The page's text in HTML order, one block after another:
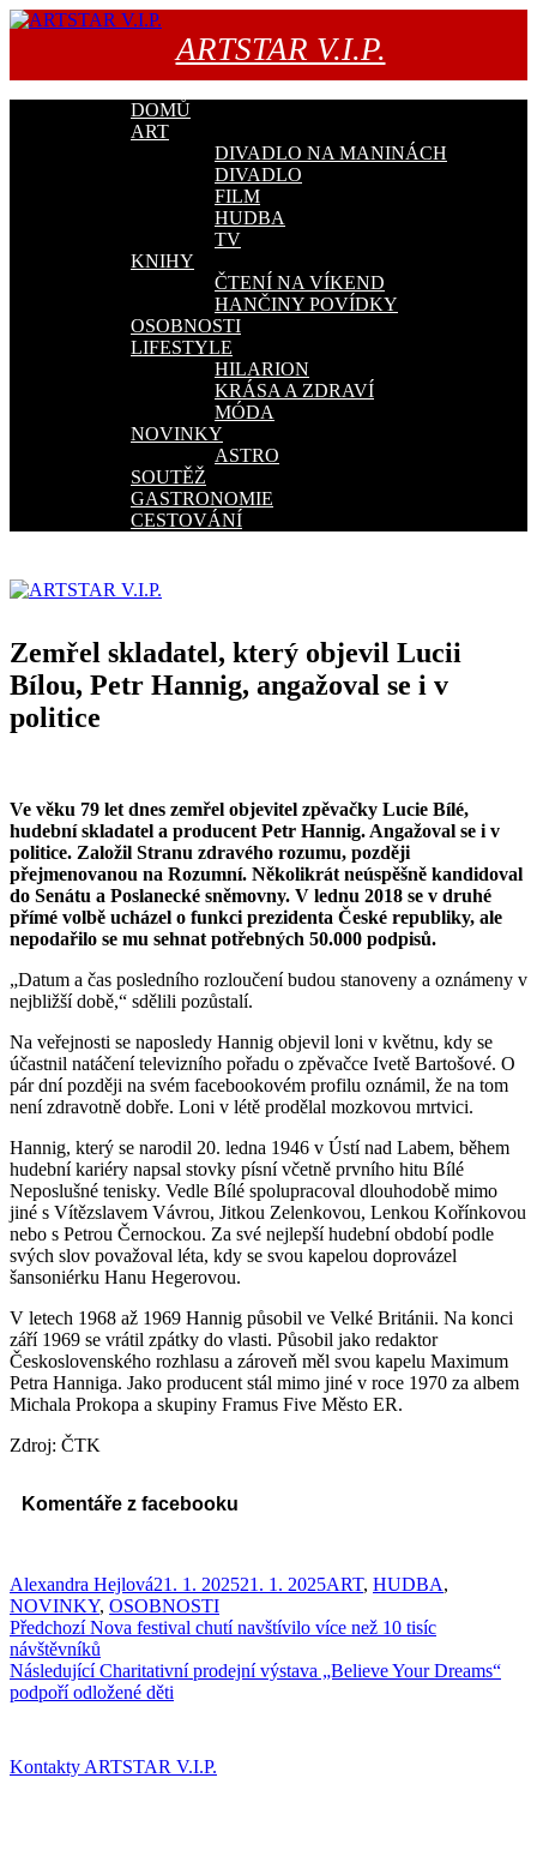
Přejít
webu
ARTSTAR V.I.P.
DOMŮ
ART
DIVADLO NA MANINÁCH
DIVADLO
FILM
HUDBA
TV
KNIHY
ČTENÍ NA VÍKEND
HANČINY POVÍDKY
OSOBNOSTI
LIFESTYLE
HILARION
KRÁSA A ZDRAVÍ
MÓDA
NOVINKY
ASTRO
SOUTĚŽ
GASTRONOMIE
CESTOVÁNÍ
Zemřel skladatel, který objevil Lucii
Bílou, Petr Hannig, angažoval se i v
politice
Ve věku 79 let dnes zemřel objevitel zpěvačky Lucie Bílé,
hudební skladatel a producent Petr Hannig. Angažoval se i v
politice. Založil Stranu zdravého rozumu, později
přejmenovanou na Rozumní. Několikrát neúspěšně kandidoval
do Senátu a Poslanecké sněmovny. V lednu 2018 se v druhé
přímé volbě ucházel o funkci prezidenta České republiky, ale
nepodařilo se mu sehnat potřebných 50.000 podpisů.
„Datum a čas posledního rozloučení budou stanoveny a oznámeny v
nejbližší době,“ sdělili pozůstalí.
Na veřejnosti se naposledy Hannig objevil loni v květnu, kdy se
účastnil natáčení televizního pořadu o zpěvačce Ivetě Bartošové. O
pár dní později na svém facebookovém profilu oznámil, že na tom
není zdravotně dobře. Loni v létě prodělal mozkovou mrtvici.
Hannig, který se narodil 20. ledna 1946 v Ústí nad Labem, během
hudební kariéry napsal stovky písní včetně prvního hitu Bílé
Neposlušné tenisky. Vedle Bílé spolupracoval dlouhodobě mimo
jiné s Vítězslavem Vávrou, Jitkou Zelenkovou, Lenkou Kořínkovou
nebo s Petrou Černockou. Za své nejlepší hudební období podle
svých slov považoval léta, kdy se svou kapelou doprovázel
šansoniérku Hanu Hegerovou.
V letech 1968 až 1969 Hannig působil ve Velké Británii. Na konci
září 1969 se vrátil zpátky do vlasti. Působil jako redaktor
Československého rozhlasu a zároveň měl svou kapelu Maximum
Petra Hanniga. Jako producent stál mimo jiné v roce 1970 za albem
Michala Prokopa a skupiny Framus Five Město ER.
Zdroj: ČTK
Komentáře z facebooku
Autor:
Alexandra HejlováPublikováno:
21. 1. 202521. 1. 2025Rubriky:
ART, HUDBA,
NOVINKY, OSOBNOSTI
Navigace
pro
příspěvek
Předchozí Předchozí
příspěvek:
Nova festival chutí navštívilo více než 10 tisíc
návštěvníků
Následující Následující
příspěvek:
Charitativní prodejní výstava „Believe Your Dreams“
podpoří odložené děti
Kontakty ARTSTAR V.I.P.